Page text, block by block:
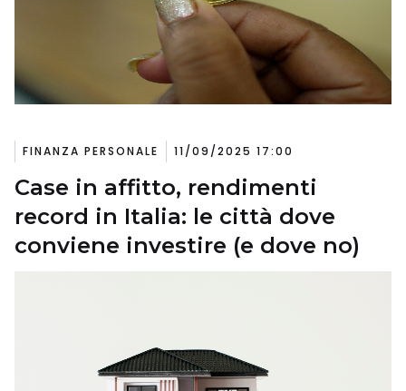
FINANZA PERSONALE 11/09/2025 17:00
Case in affitto, rendimenti
record in Italia: le città dove
conviene investire (e dove no)